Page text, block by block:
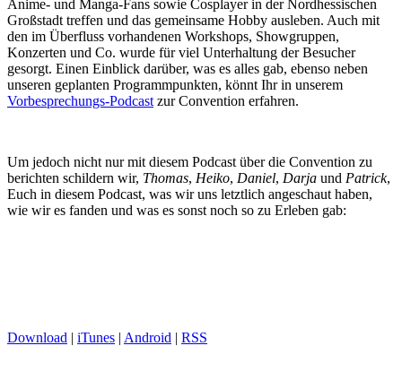
Anime- und Manga-Fans sowie Cosplayer in der Nordhessischen
Großstadt treffen und das gemeinsame Hobby ausleben. Auch mit
den im Überfluss vorhandenen Workshops, Showgruppen,
Konzerten und Co. wurde für viel Unterhaltung der Besucher
gesorgt. Einen Einblick darüber, was es alles gab, ebenso neben
unseren geplanten Programmpunkten, könnt Ihr in unserem
Vorbesprechungs-Podcast zur Convention erfahren.
Um jedoch nicht nur mit diesem Podcast über die Convention zu
berichten schildern wir, Thomas, Heiko, Daniel, Darja und Patrick,
Euch in diesem Podcast, was wir uns letztlich angeschaut haben,
wie wir es fanden und was es sonst noch so zu Erleben gab:
Download | iTunes | Android | RSS